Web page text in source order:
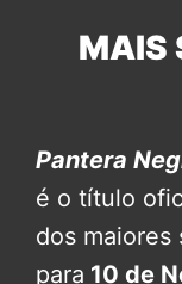
MAIS
Pantera
é o título
dos maiores
para 10 de